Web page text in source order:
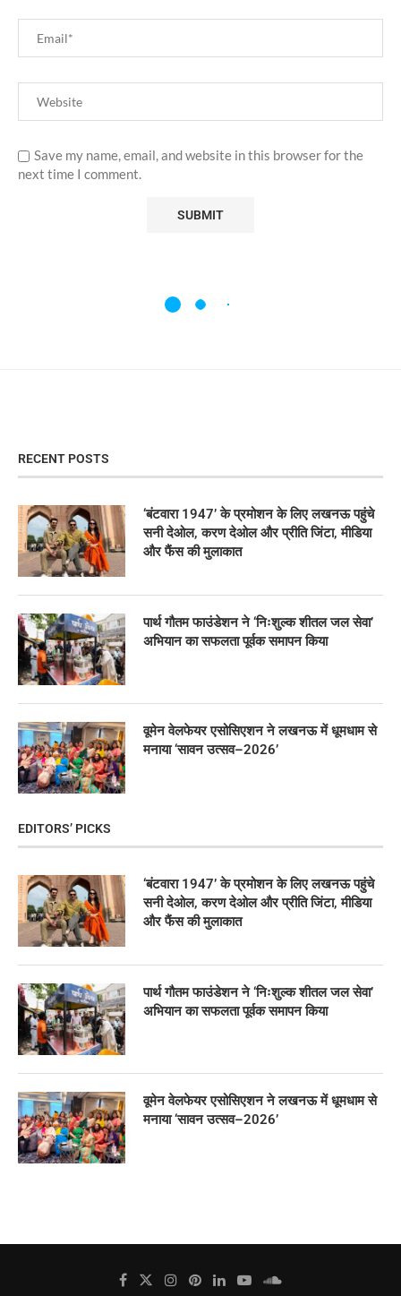
Save my name, email, and website in this browser for the
next time I comment.
RECENT POSTS
‘बंटवारा 1947’ के प्रमोशन के लिए लखनऊ पहुंचे
सनी देओल, करण देओल और प्रीति जिंटा, मीडिया
और फैंस की मुलाकात
पार्थ गौतम फाउंडेशन ने ‘निःशुल्क शीतल जल सेवा’
अभियान का सफलता पूर्वक समापन किया
वूमेन वेलफेयर एसोसिएशन ने लखनऊ में धूमधाम से
मनाया ‘सावन उत्सव–2026’
EDITORS’ PICKS
‘बंटवारा 1947’ के प्रमोशन के लिए लखनऊ पहुंचे
सनी देओल, करण देओल और प्रीति जिंटा, मीडिया
और फैंस की मुलाकात
पार्थ गौतम फाउंडेशन ने ‘निःशुल्क शीतल जल सेवा’
अभियान का सफलता पूर्वक समापन किया
वूमेन वेलफेयर एसोसिएशन ने लखनऊ में धूमधाम से
मनाया ‘सावन उत्सव–2026’